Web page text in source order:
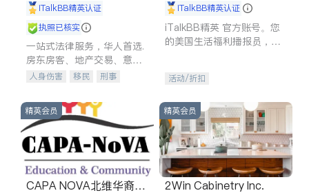
iTalkBB精英认证
执照已核实
一站式法律服务，华人首选.
房东房客、地产交易、意外
伤害、车祸重伤、商业诉
建筑合同、刑事案件全包办
人身伤害 移民
刑事
信托/遗嘱
商业
索赔
律师-其它 保释
iTalkBB精英认证
iTalkBB精英 官方账号。您
的美国生活福利播报员，精
专属福利。
活动/折扣
精英会员
CAPA NOVA北维华裔家
精英会员
2Win Cabinetry Inc.